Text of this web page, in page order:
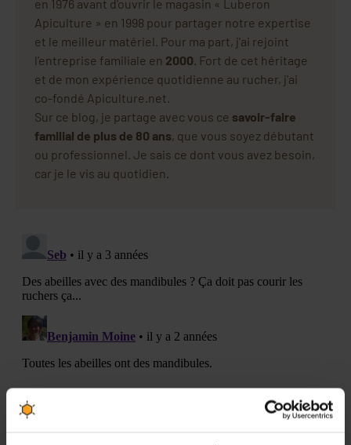
en 1976 avant d'ouvrir le magasin « Luberon
Apiculture » en 1998 pour partager notre expertise
et le meilleur matériel. Pour ma part, j'ai rejoint
l'entreprise familiale en 2000 . Fort de cet héritage
et de mon expérience quotidienne au rucher, j'ai
co-fondé Apiculture.net.
Sur ce blog, je partage avec vous ce savoir-faire
familial de plus de 80 ans, que vous soyez débutant
ou professionnel. Je sais ce dont vous avez besoin,
car je le vis au quotidien.